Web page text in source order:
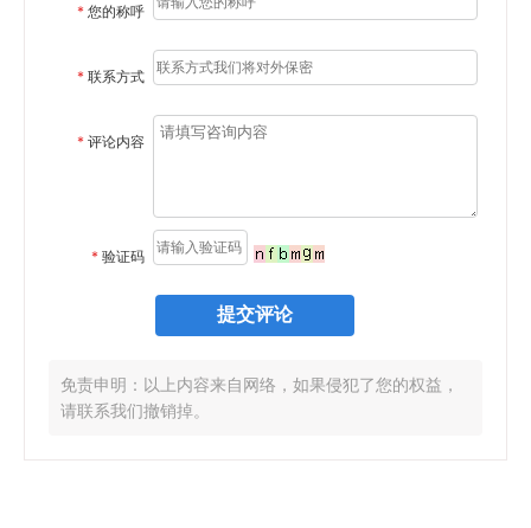
* 您的称呼
* 联系方式
* 评论内容
* 验证码
免责申明：以上内容来自网络，如果侵犯了您的权益，
请联系我们撤销掉。